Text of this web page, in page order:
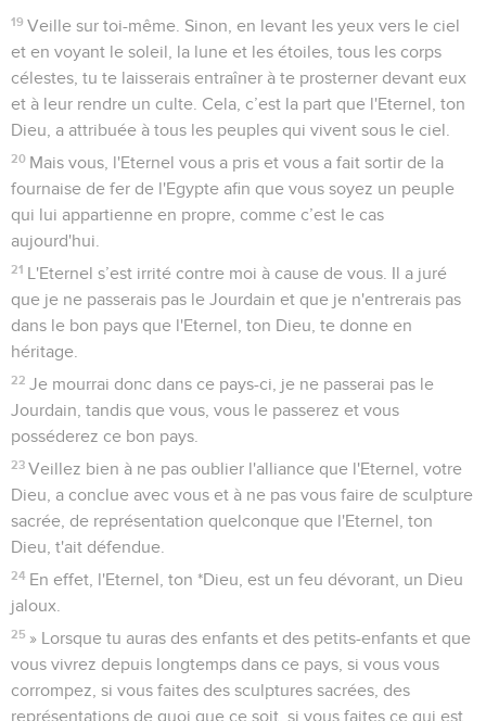
19 Veille sur toi-même. Sinon, en levant les yeux vers le ciel
et en voyant le soleil, la lune et les étoiles, tous les corps
célestes, tu te laisserais entraîner à te prosterner devant eux
et à leur rendre un culte. Cela, c’est la part que l'Eternel, ton
Dieu, a attribuée à tous les peuples qui vivent sous le ciel.
20 Mais vous, l'Eternel vous a pris et vous a fait sortir de la
fournaise de fer de l'Egypte afin que vous soyez un peuple
qui lui appartienne en propre, comme c’est le cas
aujourd'hui.
21 L'Eternel s’est irrité contre moi à cause de vous. Il a juré
que je ne passerais pas le Jourdain et que je n'entrerais pas
dans le bon pays que l'Eternel, ton Dieu, te donne en
héritage.
22 Je mourrai donc dans ce pays-ci, je ne passerai pas le
Jourdain, tandis que vous, vous le passerez et vous
posséderez ce bon pays.
23 Veillez bien à ne pas oublier l'alliance que l'Eternel, votre
Dieu, a conclue avec vous et à ne pas vous faire de sculpture
sacrée, de représentation quelconque que l'Eternel, ton
Dieu, t'ait défendue.
24 En effet, l'Eternel, ton *Dieu, est un feu dévorant, un Dieu
jaloux.
25 » Lorsque tu auras des enfants et des petits-enfants et que
vous vivrez depuis longtemps dans ce pays, si vous vous
corrompez, si vous faites des sculptures sacrées, des
représentations de quoi que ce soit, si vous faites ce qui est